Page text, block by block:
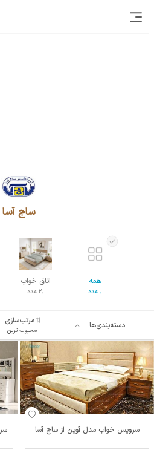
ساج آسا
همه
0 عدد
اتاق خواب
20 عدد
دسته‌بندی‌ها مرتب‌سازی
محبوب ترین
سرویس خواب مدل آوین از ساج آسا